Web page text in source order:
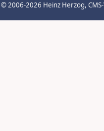
© 2006-2026 Heinz Herzog,